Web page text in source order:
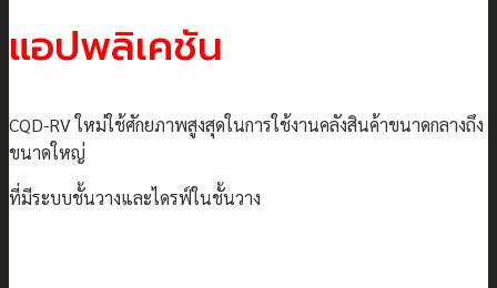
แอปพลิเคชัน
CQD-RV ใหม่ใช้ศักยภาพสูงสุดในการใช้งานคลังสินค้าขนาดกลางถึง
ขนาดใหญ่
ที่มีระบบชั้นวางและไดรฟ์ในชั้นวาง